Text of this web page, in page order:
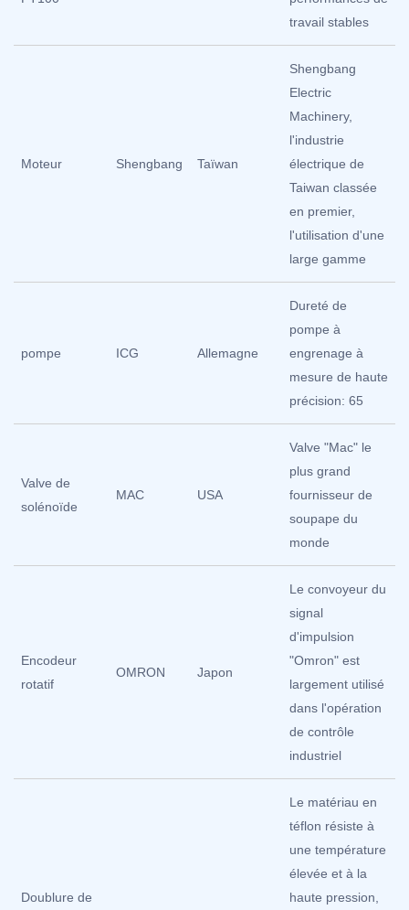
travail stables
Moteur Shengbang Taïwan
Shengbang
Electric
Machinery,
l'industrie
électrique de
Taiwan classée
en premier,
l'utilisation d'une
large gamme
pompe ICG Allemagne
Dureté de
pompe à
engrenage à
mesure de haute
précision: 65
Valve de
solénoïde
MAC USA
Valve "Mac" le
plus grand
fournisseur de
soupape du
monde
Encodeur
rotatif
OMRON Japon
Le convoyeur du
signal
d'impulsion
"Omron" est
largement utilisé
dans l'opération
de contrôle
industriel
Doublure de
Le matériau en
téflon résiste à
une température
élevée et à la
haute pression,